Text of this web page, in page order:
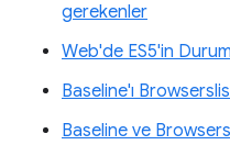
gerekenler
Web'de ES5'in
Baseline'ı
Baseline ve